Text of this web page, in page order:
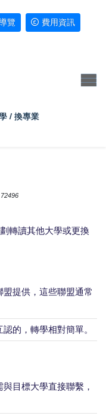
覽 費用資訊
/ 換專業
72496
轉讀其他大學或更換
提供，這些聯盟通常
的，轉學相對簡單。
目標大學直接聯繫，